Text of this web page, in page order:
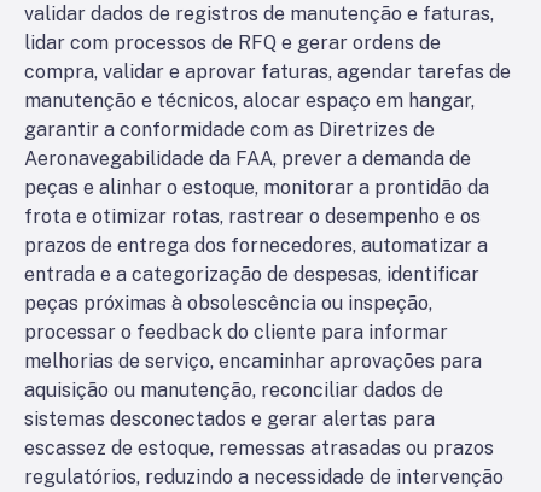
validar dados de registros de manutenção e faturas,
lidar com processos de RFQ e gerar ordens de
compra, validar e aprovar faturas, agendar tarefas de
manutenção e técnicos, alocar espaço em hangar,
garantir a conformidade com as Diretrizes de
Aeronavegabilidade da FAA, prever a demanda de
peças e alinhar o estoque, monitorar a prontidão da
frota e otimizar rotas, rastrear o desempenho e os
prazos de entrega dos fornecedores, automatizar a
entrada e a categorização de despesas, identificar
peças próximas à obsolescência ou inspeção,
processar o feedback do cliente para informar
melhorias de serviço, encaminhar aprovações para
aquisição ou manutenção, reconciliar dados de
sistemas desconectados e gerar alertas para
escassez de estoque, remessas atrasadas ou prazos
regulatórios, reduzindo a necessidade de intervenção